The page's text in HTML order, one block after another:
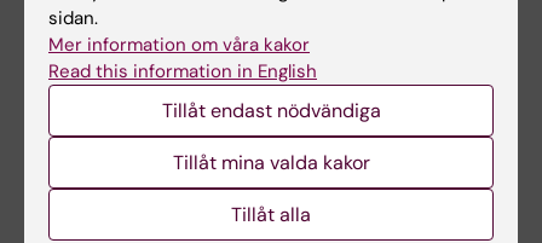
Uppdaterad av:
Anne Hammarskjöld
2024-09-11
Dela
sidan.
Mer information om våra kakor
Read this information in English
Tillåt endast nödvändiga
Tillåt mina valda kakor
Tillåt alla